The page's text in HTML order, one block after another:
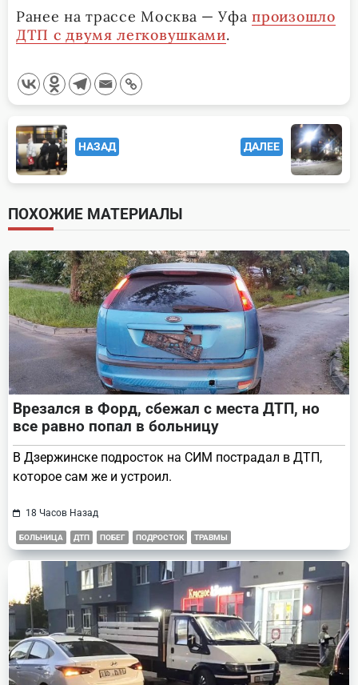
Ранее на трассе Москва — Уфапроизошло
ДТП с двумя легковушками.
<span
class="nav-
subtitle
screen-
reader-
text">Page</span>
НАЗАД ДАЛЕЕ
ПОХОЖИЕ МАТЕРИАЛЫ
Врезался в Форд, сбежал с места ДТП, но
все равно попал в больницу
В Дзержинске подросток на СИМ пострадал в ДТП,
которое сам же и устроил.
18 Часов Назад
БОЛЬНИЦА ДТП ПОБЕГ ПОДРОСТОК ТРАВМЫ